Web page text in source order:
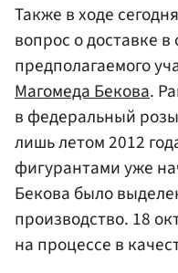
Также в ходе
вопрос о доставке
предполагаемого
Магомеда Бекова.
в федеральный
лишь летом 2012
фигурантами уже
Бекова было
производство. 18
на процессе в